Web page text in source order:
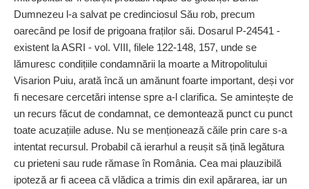
Dumnezeu l-a salvat pe credinciosul Său rob, precum
oarecând pe Iosif de prigoana fraților săi. Dosarul P-24541 -
existent la ASRI - vol. VIII, filele 122-148, 157, unde se
lămuresc condițiile condamnării la moarte a Mitropolitului
Visarion Puiu, arată încă un amănunt foarte important, deși vor
fi necesare cercetări intense spre a-l clarifica. Se amintește de
un recurs făcut de condamnat, ce demontează punct cu punct
toate acuzațiile aduse. Nu se menționează căile prin care s-a
intentat recursul. Probabil că ierarhul a reușit să țină legătura
cu prieteni sau rude rămase în România. Cea mai plauzibilă
ipoteză ar fi aceea că vlădica a trimis din exil apărarea, iar un